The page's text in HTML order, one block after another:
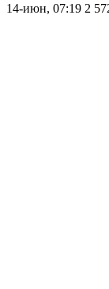
14-июн, 07:19 2